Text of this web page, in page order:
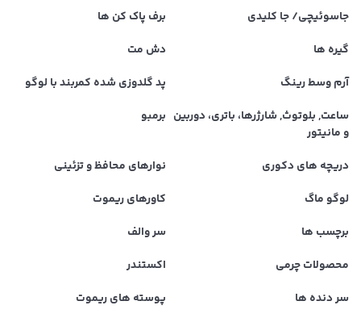
جاسوئیچی/ جا کلیدی
برف پاک کن ها
گیره ها
دش مت
آرم وسط رینگ
پد گلدوزی شده کمربند با لوگو
ساعت, بلوتوث, شارژرها، باتری، دوربین
و مانیتور
برمبو
دریچه های دکوری
نوارهای محافظ و تزئینی
لوگو ماگ
کاورهای ریموت
برچسب ها
سر والف
محصولات چرمی
اکستندر
سر دنده ها
پوسته های ریموت